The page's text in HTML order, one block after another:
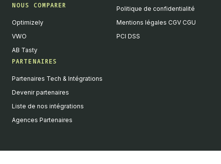
NOUS COMPARER
Optimizely
VWO
AB Tasty
PARTENAIRES
Partenaires Tech & Intégrations
Devenir partenaires
Liste de nos intégrations
Agences Partenaires
Politique de confidentialité
Mentions légales CGV CGU
PCI DSS
We value your privacy
We collect and process your data on this site to better
selected purposes, or you can decline them all. For more
Analytics
Marketing automation
Remarketing